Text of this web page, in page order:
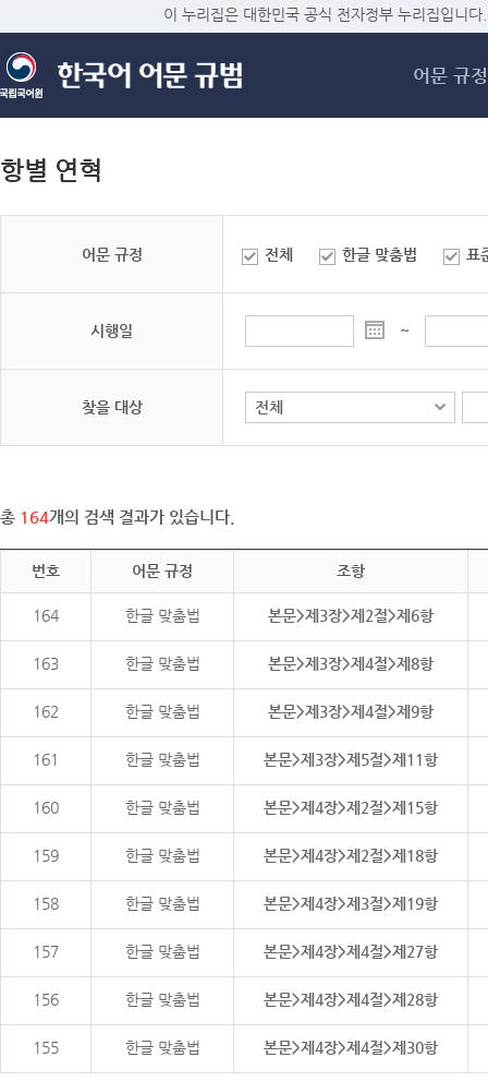
메
이 누리집은 대한민국 공식 전자정부 누리집입니다.
어문 규정
항별 연혁
어문 규정 전체 한글 맞춤법 표
시행일 ~
찾을 대상
총 164개의 검색 결과가 있습니다.
번호 어문 규정 조항
164 한글 맞춤법 본문>제3장>제2절>제6항
163 한글 맞춤법 본문>제3장>제4절>제8항
162 한글 맞춤법 본문>제3장>제4절>제9항
161 한글 맞춤법 본문>제3장>제5절>제11항
160 한글 맞춤법 본문>제4장>제2절>제15항
159 한글 맞춤법 본문>제4장>제2절>제18항
158 한글 맞춤법 본문>제4장>제3절>제19항
157 한글 맞춤법 본문>제4장>제4절>제27항
156 한글 맞춤법 본문>제4장>제4절>제28항
155 한글 맞춤법 본문>제4장>제4절>제30항